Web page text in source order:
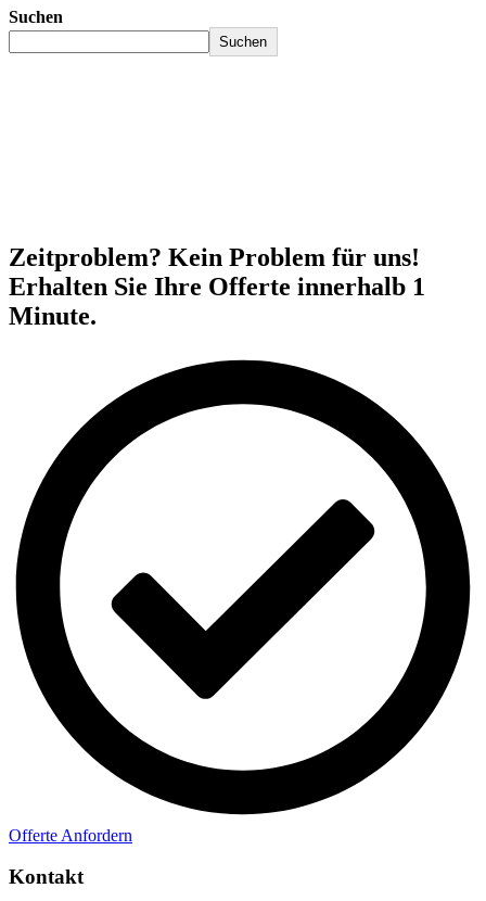
Suchen
Suchen
Zeitproblem? Kein Problem für uns!
Erhalten Sie Ihre Offerte innerhalb 1
Minute.
Offerte Anfordern
Kontakt